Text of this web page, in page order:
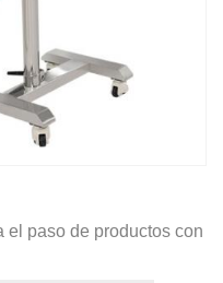
el paso de productos con